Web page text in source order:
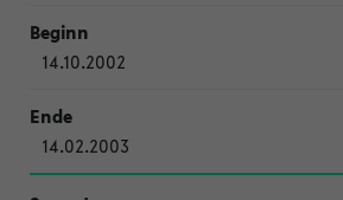
14.10.2002
14.02.2003